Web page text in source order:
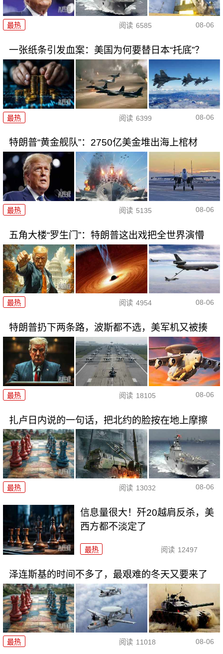
最热 阅读 6585 08-06
一张纸条引发血案：美国为何要替日本“托底”？
最热 阅读 6399 08-06
特朗普“黄金舰队”：2750亿美金堆出海上棺材
最热 阅读 5135 08-06
五角大楼“罗生门”：特朗普这出戏把全世界演懵
最热 阅读 4954 08-06
特朗普扔下两条路，波斯都不选，美军机又被揍
最热 阅读 18105 08-06
扎卢日内说的一句话，把北约的脸按在地上摩擦
最热 阅读 13032 08-06
信息量很大！歼20越肩反杀，美
西方都不淡定了
最热 阅读 12497
泽连斯基的时间不多了，最艰难的冬天又要来了
最热 阅读 11018 08-06